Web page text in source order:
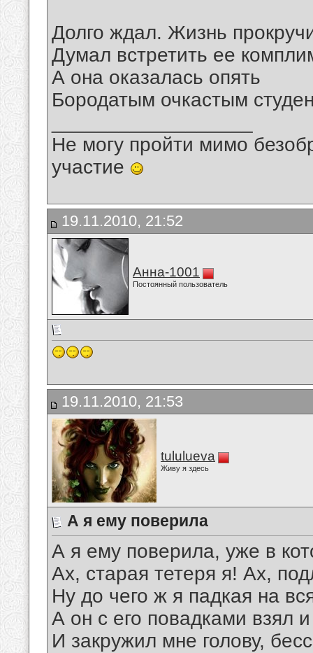
Долго ждал. Жизнь
Думал встретить ее
А она оказалась опять
Бородатым очкастым
Не могу пройти мимо
участие
19.11.2010, 21:52
Анна-1001
Постоянный пользователь
19.11.2010, 21:53
tululueva
Живу я здесь
А я ему поверила
А я ему поверила, уже в
Ах, старая тетеря я! Ах,
Ну до чего ж я падкая на
А он с его повадками взял
И закружил мне голову,